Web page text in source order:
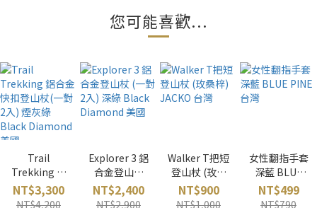
您可能喜歡...
Trail
Trekking 鋁
合金快扣登山
杖(一對2入)
NT$3,300
NT$4,200
Explorer 3 鋁
合金登山杖
(一對2入) 深
綠 Black
NT$2,400
NT$2,900
Walker T把短
登山杖 (玫桑
梓) JACKO 台
灣
NT$900
NT$1,000
女性翻指手套
深藍 BLUE
PINE 台灣
NT$499
NT$790